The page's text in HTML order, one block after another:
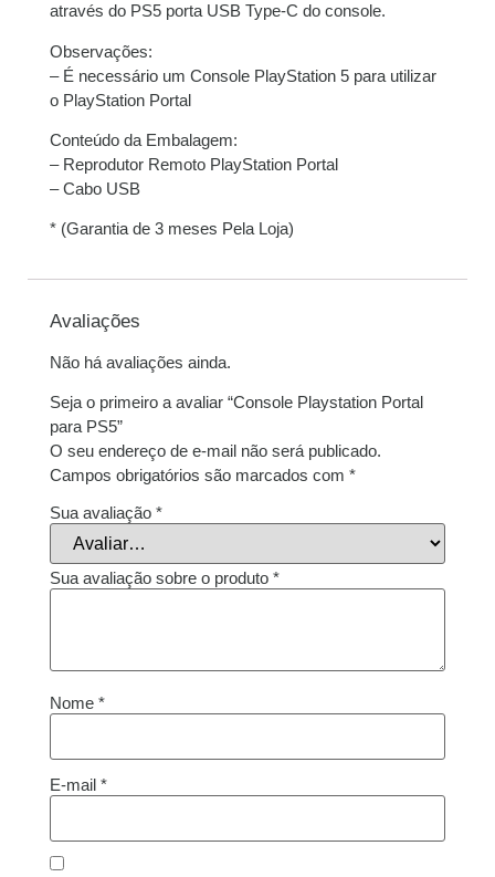
através do PS5 porta USB Type-C do console.
Observações:
– É necessário um Console PlayStation 5 para utilizar
o PlayStation Portal
Conteúdo da Embalagem:
– Reprodutor Remoto PlayStation Portal
– Cabo USB
* (Garantia de 3 meses Pela Loja)
Avaliações
Não há avaliações ainda.
Seja o primeiro a avaliar “Console Playstation Portal
para PS5”
O seu endereço de e-mail não será publicado.
Campos obrigatórios são marcados com *
Sua avaliação *
Sua avaliação sobre o produto *
Nome *
E-mail *